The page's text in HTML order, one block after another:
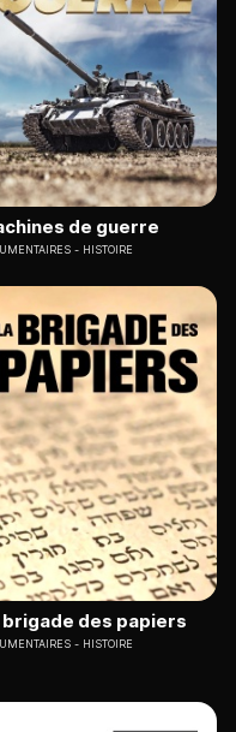
de guerre
HISTOIRE
brigade des papiers
HISTOIRE